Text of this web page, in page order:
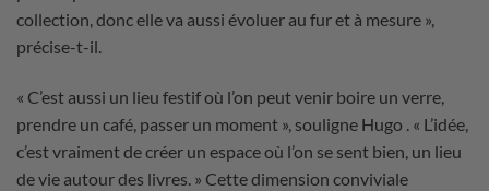
collection, donc elle va aussi évoluer au fur et à mesure »,
précise-t-il.
« C’est aussi un lieu festif où l’on peut venir boire un verre,
prendre un café, passer un moment », souligne Hugo . « L’idée,
c’est vraiment de créer un espace où l’on se sent bien, un lieu
de vie autour des livres. » Cette dimension conviviale